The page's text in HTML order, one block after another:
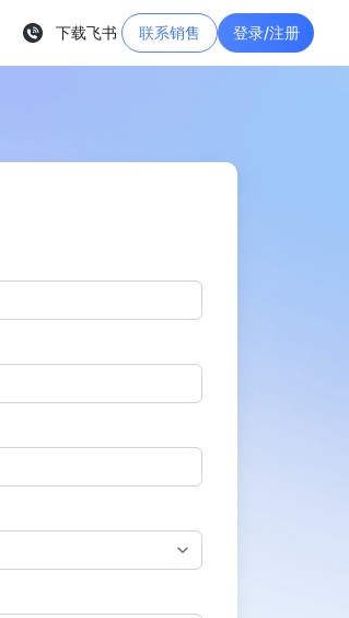
下载飞书 联系销售 登录/注册